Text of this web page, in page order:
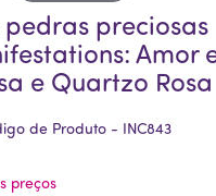
preciosas
Amor
e Quartzo Rosa
de Produto - INC843
preços